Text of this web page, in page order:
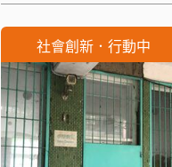
社會創新．行動中